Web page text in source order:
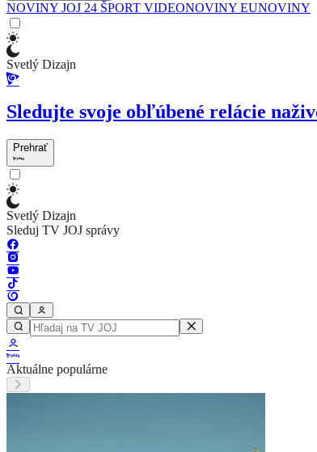
NOVINY JOJ 24 ŠPORT VIDEONOVINY EUNOVINY
Svetlý Dizajn
Sledujte svoje obľúbené relácie
Prehrať
Svetlý Dizajn
Sleduj TV JOJ správy
Aktuálne populárne